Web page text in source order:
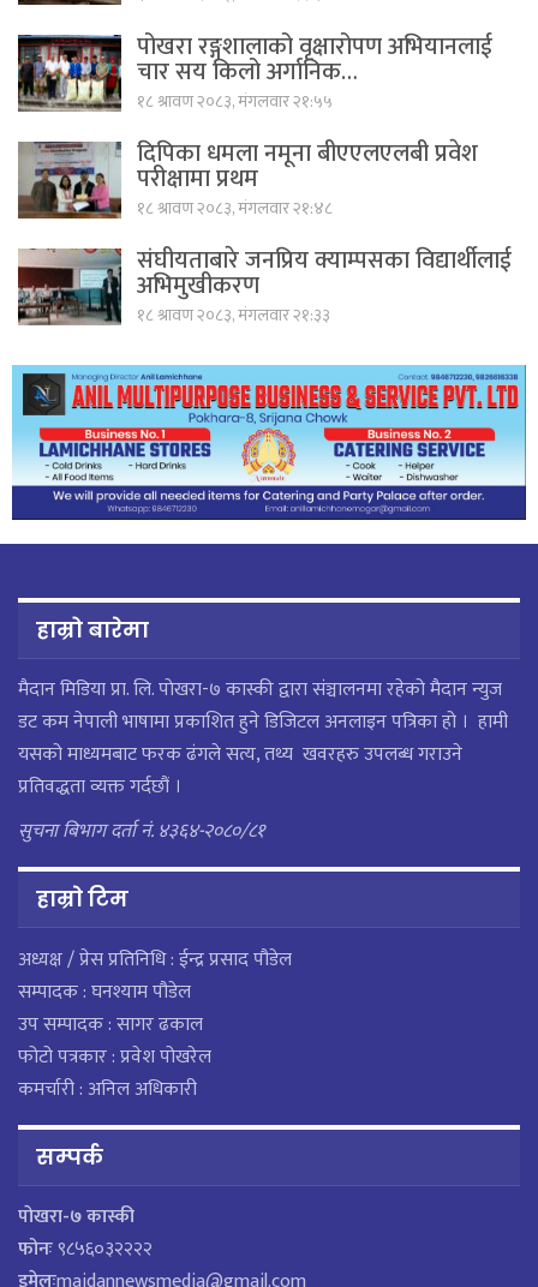
पोखरा रङ्गशालाको वृक्षारोपण अभियानलाई
चार सय किलो अर्गानिक…
१८ श्रावण २०८३, मंगलवार २१:५५
दिपिका धमला नमूना बीएएलएलबी प्रवेश
परीक्षामा प्रथम
१८ श्रावण २०८३, मंगलवार २१:४८
संघीयताबारे जनप्रिय क्याम्पसका विद्यार्थीलाई
अभिमुखीकरण
१८ श्रावण २०८३, मंगलवार २१:३३
हाम्रो बारेमा
मैदान मिडिया प्रा. लि. पाेखरा-७ कास्की द्वारा संञ्चालनमा रहेको मैदान न्युज
डट कम नेपाली भाषामा प्रकाशित हुने डिजिटल अनलाइन पत्रिका हो । हामी
यसको माध्यमबाट फरक ढंगले सत्य, तथ्य खवरहरु उपलब्ध गराउने
प्रतिवद्धता व्यक्त गर्दछौं ।
सुचना बिभाग दर्ता नं. ४३६४-२०८०/८१
हाम्राे टिम
अध्यक्ष / प्रेस प्रतिनिधि : ईन्द्र प्रसाद पौडेल
सम्पादक : घनश्याम पौडेल
उप सम्पादक : सागर ढकाल
फोटो पत्रकार : प्रवेश पोखरेल
कमर्चारी : अनिल अधिकारी
सम्पर्क
पाेखरा-७ कास्की
फोनः९८५६०३२२२२